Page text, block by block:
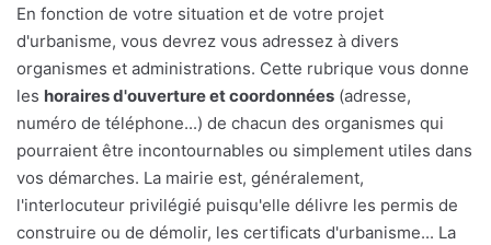
En fonction de votre situation et de votre projet
d'urbanisme, vous devrez vous adressez à divers
organismes et administrations. Cette rubrique vous donne
les horaires d'ouverture et coordonnées (adresse,
numéro de téléphone...) de chacun des organismes qui
pourraient être incontournables ou simplement utiles dans
vos démarches. La mairie est, généralement,
l'interlocuteur privilégié puisqu'elle délivre les permis de
construire ou de démolir, les certificats d'urbanisme... La